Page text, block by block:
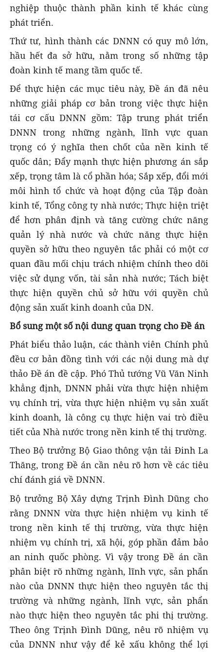
nghiệp thuộc thành phần kinh tế khác cùng
phát triển.
Thứ tư, hình thành các DNNN có quy mô lớn,
hầu hết đa sở hữu, nằm trong số những tập
đoàn kinh tế mang tầm quốc tế.
Để thực hiện các mục tiêu này, Đề án đã nêu
những giải pháp cơ bản trong việc thực hiện
tái cơ cấu DNNN gồm: Tập trung phát triển
DNNN trong những ngành, lĩnh vực quan
trọng có ý nghĩa then chốt của nền kinh tế
quốc dân; Đẩy mạnh thực hiện phương án sắp
xếp, trọng tâm là cổ phần hóa; Sắp xếp, đổi mới
môi hình tổ chức và hoạt động của Tập đoàn
kinh tế, Tổng công ty nhà nước; Thực hiện triệt
để hơn phân định và tăng cường chức năng
quản lý nhà nước và chức năng thực hiện
quyền sở hữu theo nguyên tắc phải có một cơ
quan đầu mối chịu trách nhiệm chính theo dõi
việc sử dụng vốn, tài sản nhà nước; Tách biệt
thực hiện quyền chủ sở hữu với quyền chủ
động sản xuất kinh doanh của DN.
Bổ sung một số nội dung quan trọng cho Đề án
Phát biểu thảo luận, các thành viên Chính phủ
đều cơ bản đồng tình với các nội dung mà dự
thảo Đề án đề cập. Phó Thủ tướng Vũ Văn Ninh
khẳng định, DNNN phải vừa thực hiện nhiệm
vụ chính trị, vừa thực hiện nhiệm vụ sản xuất
kinh doanh, là công cụ thực hiện vai trò điều
tiết của Nhà nước trong nền kinh tế thị trường.
Theo Bộ trưởng Bộ Giao thông vận tải Đinh La
Thăng, trong Đề án cần nêu rõ hơn về các tiêu
chí đánh giá về DNNN.
Bộ trưởng Bộ Xây dựng Trịnh Đình Dũng cho
rằng DNNN vừa thực hiện nhiệm vụ kinh tế
trong nền kinh tế thị trường, vừa thực hiện
nhiệm vụ chính trị, xã hội, góp phần đảm bảo
an ninh quốc phòng. Vì vậy trong Đề án cần
phân biệt rõ những ngành, lĩnh vực, sản phẩn
nào của DNNN thực hiện theo nguyên tắc thị
trường và những ngành, lĩnh vực, sản phẩn
nào thực hiện theo nguyên tắc phi thị trường.
Theo ông Trịnh Đình Dũng, nêu rõ nhiệm vụ
của DNNN như vậy để kẻ xấu không thể lợi